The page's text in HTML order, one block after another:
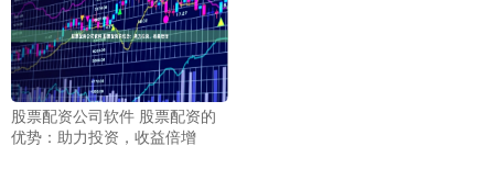
股票配资公司软件 股票配资的
优势：助力投资，收益倍增